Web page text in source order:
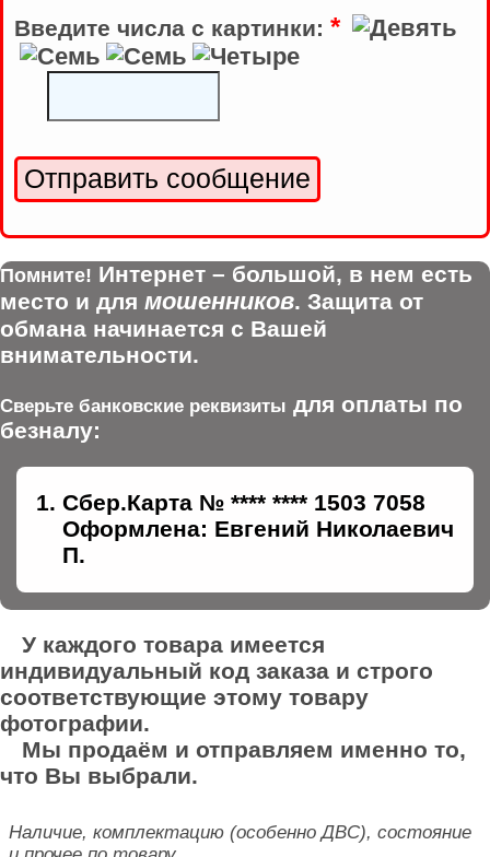
Введите числа с картинки: *
Помните! Интернет – большой, в нем есть
место и для мошенников. Защита от
обмана начинается с Вашей
внимательности.
Сверьте банковские реквизиты для оплаты по
безналу:
Сбер.Карта № **** **** 1503 7058
Оформлена: Евгений Николаевич
П.
У каждого товара имеется
индивидуальный код заказа и строго
соответствующие этому товару
фотографии.
Мы продаём и отправляем именно то,
что Вы выбрали.
Наличие, комплектацию (особенно ДВС), состояние